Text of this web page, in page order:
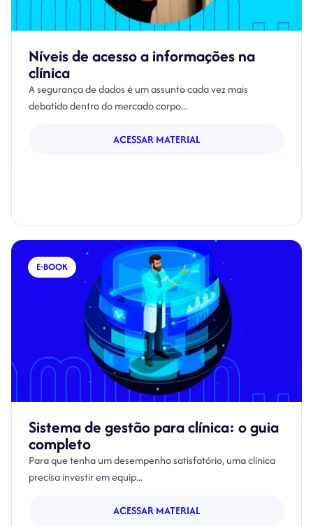
Níveis de acesso a informações na
clínica
A segurança de dados é um assunto cada vez mais
debatido dentro do mercado corpo...
ACESSAR MATERIAL
E-BOOK
Sistema de gestão para clínica: o guia
completo
Para que tenha um desempenho satisfatório, uma clínica
precisa investir em equip...
ACESSAR MATERIAL